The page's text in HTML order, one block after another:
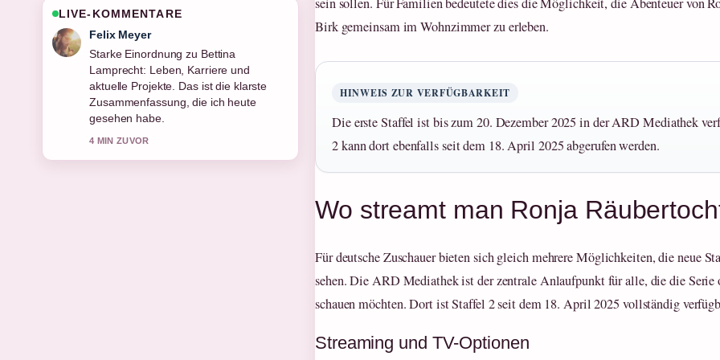
sein sollen. Für Familien bedeutete dies die Möglichkeit, die Abenteuer von
Birk gemeinsam im Wohnzimmer zu erleben.
HINWEIS ZUR VERFÜGBARKEIT
Die erste Staffel ist bis zum 20. Dezember 2025 in der ARD Mediathek
2 kann dort ebenfalls seit dem 18. April 2025 abgerufen werden.
Wo streamt man Ronja
Für deutsche Zuschauer bieten sich gleich mehrere Möglichkeiten, die neue
sehen. Die ARD Mediathek ist der zentrale Anlaufpunkt für alle, die die Serie
schauen möchten. Dort ist Staffel 2 seit dem 18. April 2025 vollständig
Streaming und TV-Optionen
LIVE-KOMMENTARE
Laura Becker
Verfolge Luka Dončić: Gehalt, Karriere,
Verlobte, Kinder &#038;... genau –
schaetze den ausgewogenen Ton hier.
6 MIN ZUVOR